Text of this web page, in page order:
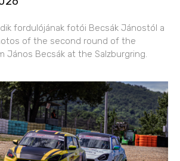
fordulójának fotói Becsák Jánostól a
of the second round of the
János Becsák at the Salzburgring.